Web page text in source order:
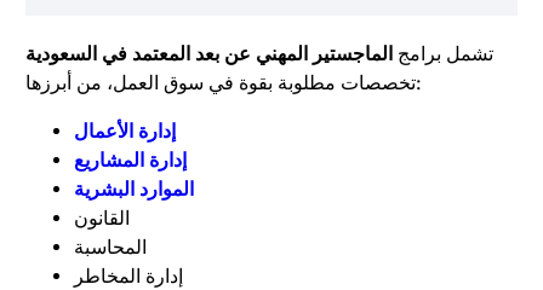
تشمل برامج الماجستير المهني عن بعد المعتمد في السعودية
تخصصات مطلوبة بقوة في سوق العمل، من أبرزها:
إدارة الأعمال
إدارة المشاريع
الموارد البشرية
القانون
المحاسبة
إدارة المخاطر